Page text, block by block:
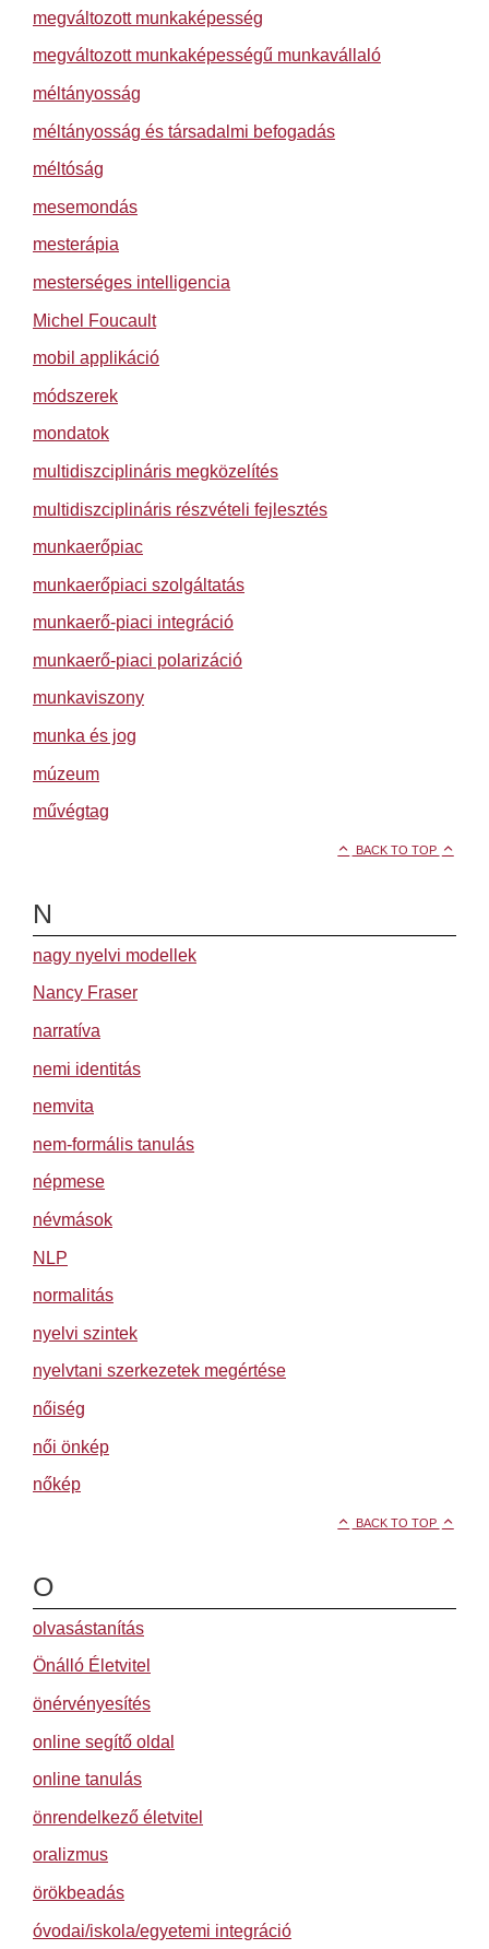
megváltozott munkaképesség
megváltozott munkaképességű munkavállaló
méltányosság
méltányosság és társadalmi befogadás
méltóság
mesemondás
mesterápia
mesterséges intelligencia
Michel Foucault
mobil applikáció
módszerek
mondatok
multidiszciplináris megközelítés
multidiszciplináris részvételi fejlesztés
munkaerőpiac
munkaerőpiaci szolgáltatás
munkaerő-piaci integráció
munkaerő-piaci polarizáció
munkaviszony
munka és jog
múzeum
művégtag
BACK TO TOP
N
nagy nyelvi modellek
Nancy Fraser
narratíva
nemi identitás
nemvita
nem-formális tanulás
népmese
névmások
NLP
normalitás
nyelvi szintek
nyelvtani szerkezetek megértése
nőiség
női önkép
nőkép
BACK TO TOP
O
olvasástanítás
Önálló Életvitel
önérvényesítés
online segítő oldal
online tanulás
önrendelkező életvitel
oralizmus
örökbeadás
óvodai/iskola/egyetemi integráció